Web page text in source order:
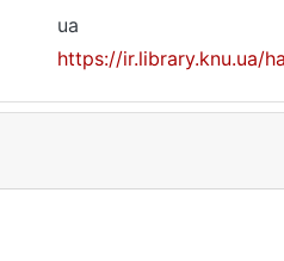
ua
https://ir.library.knu.ua/